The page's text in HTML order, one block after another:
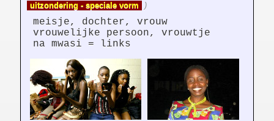
uitzondering - speciale vorm
)
meisje, dochter, vrouw
vrouwelijke persoon, vrouwtje
na mwasi = links